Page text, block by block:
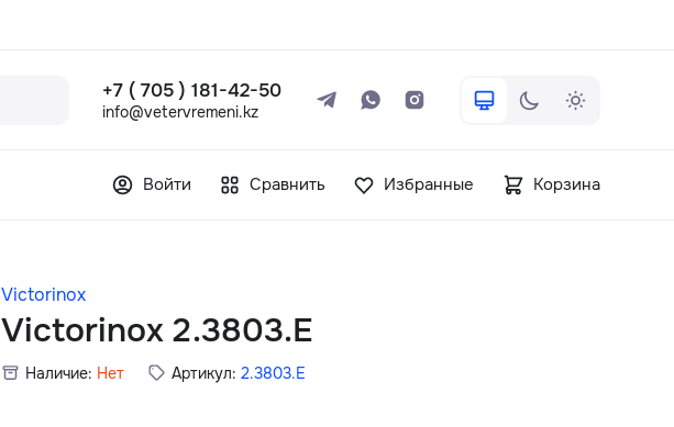
+7 ( 705 ) 181-42-50
info@vetervremeni.kz
Войти Сравнить Избранные Корзина
Victorinox
Victorinox 2.3803.E
Наличие: Нет Артикул: 2.3803.E
+7 ( 705 ) 181-42-50